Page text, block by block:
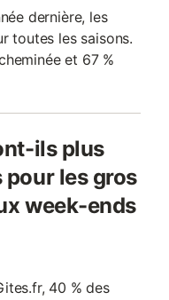
dernière, les
toutes les saisons.
et 67 %
ils plus
pour les gros
week-ends
40 % des